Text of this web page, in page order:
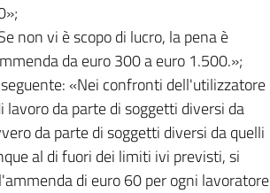
non vi è scopo di lucro, la pena è
da euro 300 a euro 1.500.»;
«Nei confronti dell'utilizzatore
da parte di soggetti diversi da
da parte di soggetti diversi da quelli
al di fuori dei limiti ivi previsti, si
di euro 60 per ogni lavoratore